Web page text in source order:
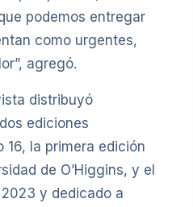
podemos entregar
como urgentes,
agregó.
distribuyó
ediciones
16, la primera edición
de O’Higgins, y el
y dedicado a